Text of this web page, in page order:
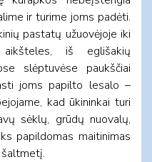
ir turime joms padėti.
pastatų užuovėjoje iki
iš eglišakių
slėptuvėse paukščiai
joms papilto lesalo –
kad ūkininkai turi
sėklų, grūdų nuovalų,
papildomas maitinimas